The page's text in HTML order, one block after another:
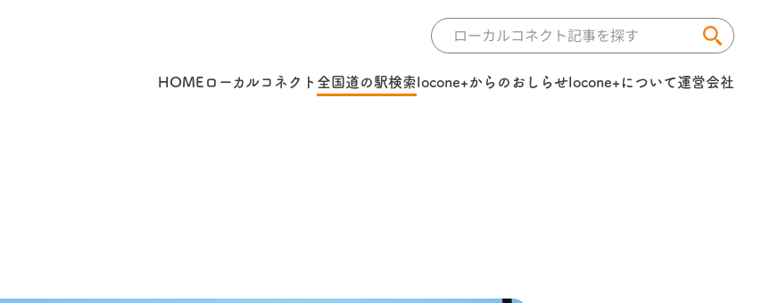
HOME ローカルコネクト 全国道の駅検索locone+からのおしらせlocone+について運営会社